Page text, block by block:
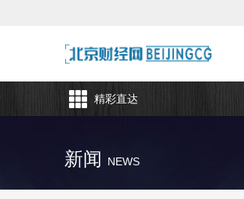
精彩直达
新闻 NEWS